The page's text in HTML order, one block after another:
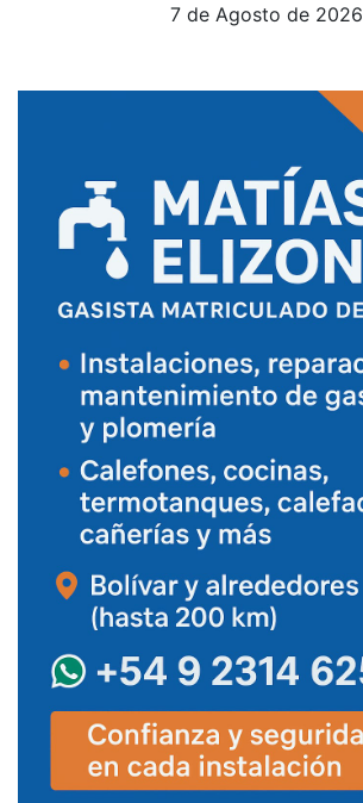
7 de Agosto de 2026